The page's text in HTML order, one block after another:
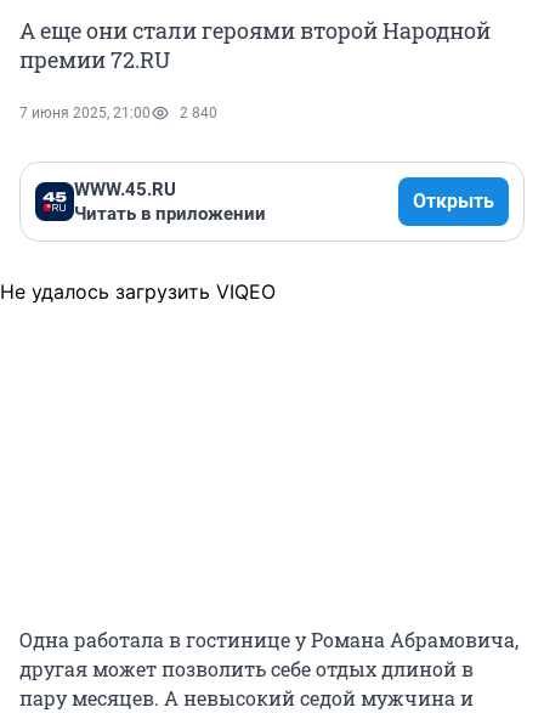
А еще они стали героями второй Народной
премии 72.RU
7 июня 2025, 21:00 2 840
WWW.45.RU
Читать в приложении
Открыть
Не удалось загрузить VIQEO
Одна работала в гостинице у Романа Абрамовича,
другая может позволить себе отдых длиной в
пару месяцев. А невысокий седой мужчина и